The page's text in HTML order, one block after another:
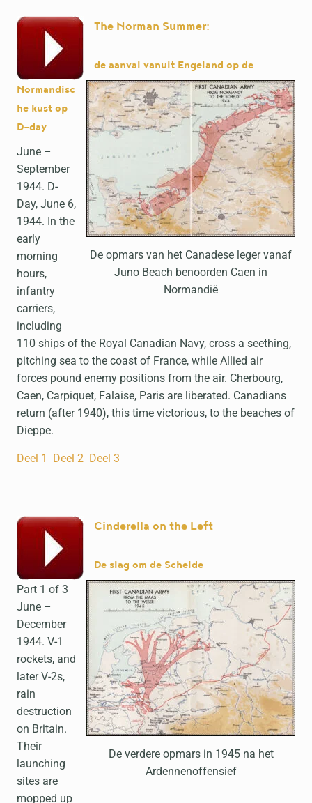
The Norman Summer:
De opmars van het Canadese leger vanaf
Juno Beach benoorden Caen in
Normandië
de aanval vanuit Engeland op de
Normandisc
he kust op
D-day
June –
September
1944. D-
Day, June 6,
1944. In the
early
morning
hours,
infantry
carriers,
including
110 ships of the Royal Canadian Navy, cross a seething,
pitching sea to the coast of France, while Allied air
forces pound enemy positions from the air. Cherbourg,
Caen, Carpiquet, Falaise, Paris are liberated. Canadians
return (after 1940), this time victorious, to the beaches of
Dieppe.
Deel 1 Deel 2 Deel 3
Cinderella on the Left
De verdere opmars in 1945 na het
Ardennenoffensief
De slag om de Schelde
Part 1 of 3
June –
December
1944. V-1
rockets, and
later V-2s,
rain
destruction
on Britain.
Their
launching
sites are
mopped up